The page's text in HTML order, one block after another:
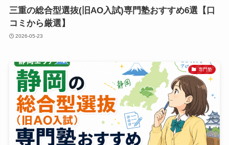
三重の総合型選抜(旧AO入試)専門塾おすすめ6選【口
コミから厳選】
2026-05-23
専門塾